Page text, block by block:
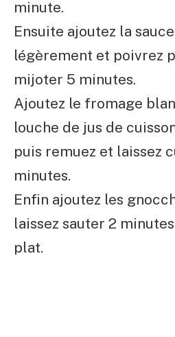
minute.
Ensuite ajoutez la
légèrement et poivrez
mijoter 5 minutes.
Ajoutez le fromage
louche de jus de
puis remuez et laissez
minutes.
Enfin ajoutez les
laissez sauter 2
plat.